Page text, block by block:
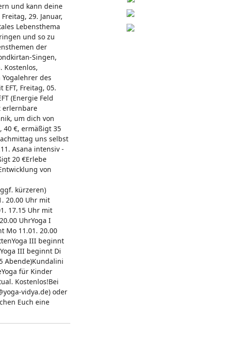
und kann deine
29. Januar,
Lebensthema
und so zu
der
Singen,
Kostenlos,
des
Freitag, 05.
(Energie Feld
erlernbare
um dich von
40 €, ermäßigt 35
uns selbst
Asana intensiv -
20 €Erlebe
von
kürzeren)
20.00 Uhr mit
17.15 Uhr mit
UhrYoga I
Mo 11.01. 20.00
III beginnt
III beginnt Di
Abende)Kundalini
für Kinder
Kostenlos!Bei
vidya.de) oder
Euch eine